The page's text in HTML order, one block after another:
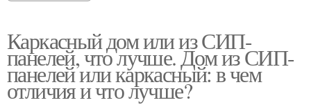
Каркасный дом или из СИП-
панелей, что лучше. Дом из СИП-
панелей или каркасный: в чем
отличия и что лучше?